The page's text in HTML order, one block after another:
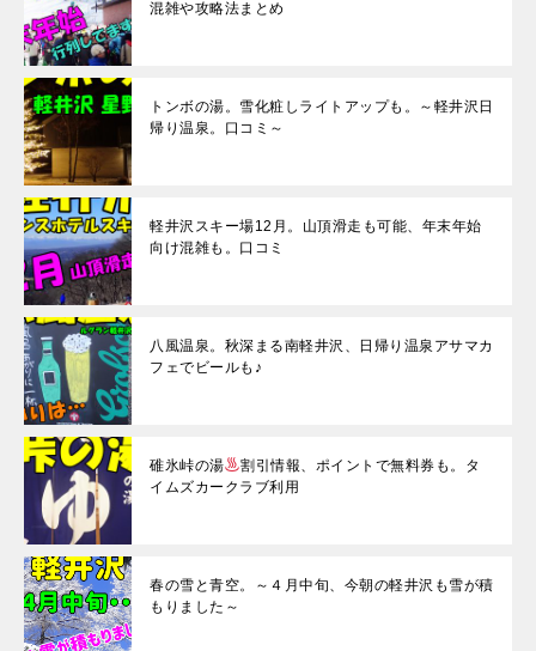
k
混雑や攻略法まとめ
トンボの湯。雪化粧しライトアップも。～軽井沢日
帰り温泉。口コミ～
軽井沢スキー場12月。山頂滑走も可能、年末年始
向け混雑も。口コミ
八風温泉。秋深まる南軽井沢、日帰り温泉アサマカ
フェでビールも♪
碓氷峠の湯
割引情報、ポイントで無料券も。タ
イムズカークラブ利用
春の雪と青空。～４月中旬、今朝の軽井沢も雪が積
もりました～